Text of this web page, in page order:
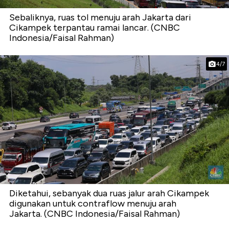
Sebaliknya, ruas tol menuju arah Jakarta dari
Cikampek terpantau ramai lancar. (CNBC
Indonesia/Faisal Rahman)
4/7
Diketahui, sebanyak dua ruas jalur arah Cikampek
digunakan untuk contraflow menuju arah
Jakarta. (CNBC Indonesia/Faisal Rahman)